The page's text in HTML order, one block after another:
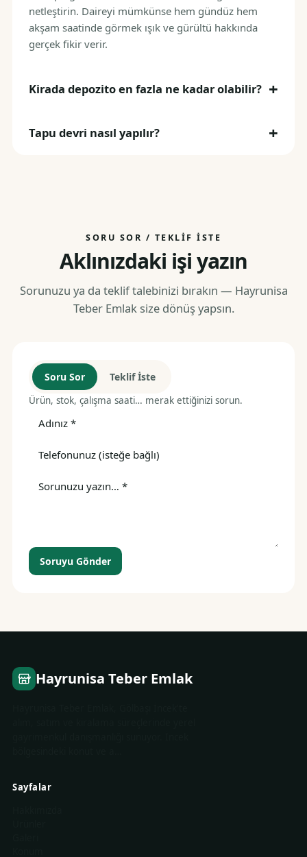
netleştirin. Daireyi mümkünse hem gündüz hem
akşam saatinde görmek ışık ve gürültü hakkında
gerçek fikir verir.
Kirada depozito en fazla ne kadar olabilir?
Tapu devri nasıl yapılır?
SORU SOR / TEKLIF İSTE
Aklınızdaki işi yazın
Sorunuzu ya da teklif talebinizi bırakın — Hayrunisa
Teber Emlak size dönüş yapsın.
Soru Sor Teklif İste
Ürün, stok, çalışma saati… merak ettiğinizi sorun.
Soruyu Gönder
Hayrunisa Teber Emlak
Sayfalar